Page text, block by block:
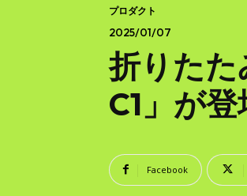
プロダクト
2025/01/07
折りた
C1」が
Facebook